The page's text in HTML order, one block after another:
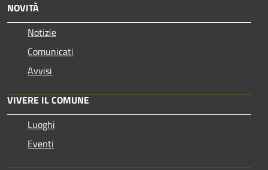
NOVITÀ
Notizie
Comunicati
Avvisi
VIVERE IL COMUNE
Luoghi
Eventi